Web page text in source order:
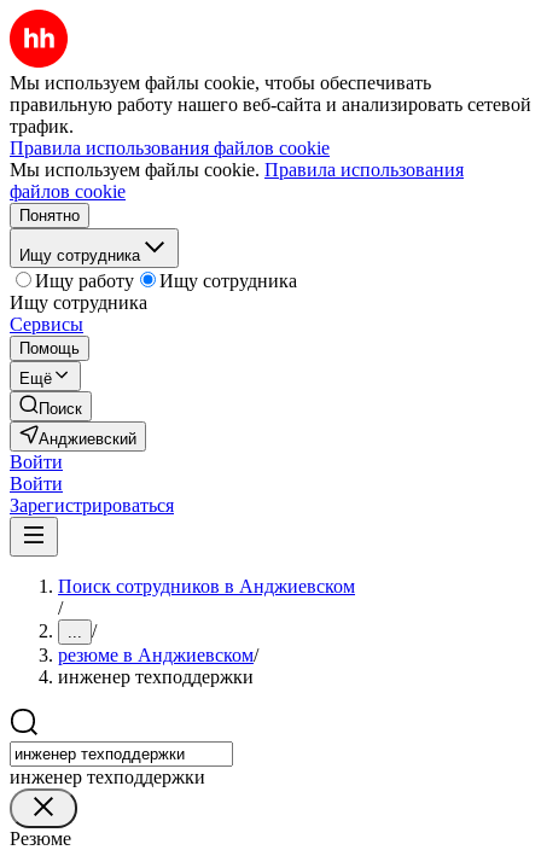
Мы используем файлы cookie, чтобы обеспечивать
правильную работу нашего веб-сайта и анализировать сетевой
трафик.
Правила использования файлов cookie
Мы используем файлы cookie. Правила использования
файлов cookie
Понятно
Ищу сотрудника
Ищу работу
Ищу сотрудника
Ищу сотрудника
Сервисы
Помощь
Ещё
Поиск
Анджиевский
Войти
Войти
Зарегистрироваться
Поиск сотрудников в Анджиевском
/
... /
резюме в Анджиевском/
инженер техподдержки
инженер техподдержки
Резюме